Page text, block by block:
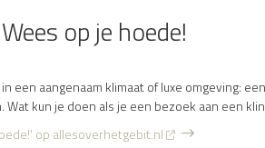
op je hoede!
aangenaam klimaat of luxe omgeving:
kun je doen als je een bezoek aan een
op allesoverhetgebit.nl